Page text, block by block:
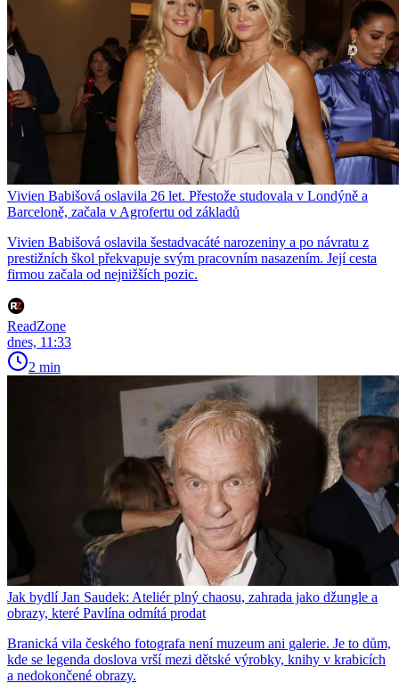
Vivien Babišová oslavila 26 let. Přestože studovala v Londýně a
Barceloně, začala v Agrofertu od základů
Vivien Babišová oslavila šestadvacáté narozeniny a po návratu z
prestižních škol překvapuje svým pracovním nasazením. Její cesta
firmou začala od nejnižších pozic.
ReadZone
dnes, 11:33
2 min
Jak bydlí Jan Saudek: Ateliér plný chaosu, zahrada jako džungle a
obrazy, které Pavlína odmítá prodat
Branická vila českého fotografa není muzeum ani galerie. Je to dům,
kde se legenda doslova vrší mezi dětské výrobky, knihy v krabicích
a nedokončené obrazy.